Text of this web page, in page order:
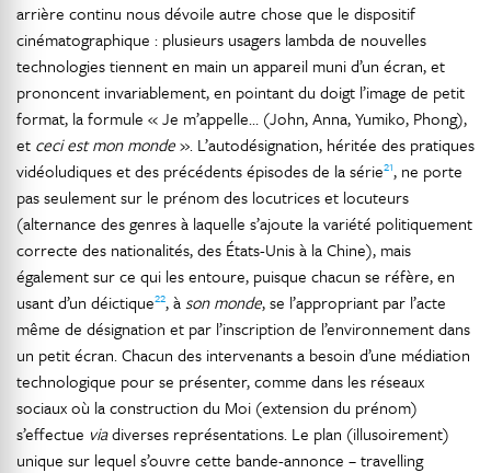
arrière continu nous dévoile autre chose que le dispositif
cinématographique : plusieurs usagers lambda de nouvelles
technologies tiennent en main un appareil muni d’un écran, et
prononcent invariablement, en pointant du doigt l’image de petit
format, la formule « Je m’appelle… (John, Anna, Yumiko, Phong),
et ceci est mon monde». L’autodésignation, héritée des pratiques
vidéoludiques et des précédents épisodes de la série21, ne porte
pas seulement sur le prénom des locutrices et locuteurs
(alternance des genres à laquelle s’ajoute la variété politiquement
correcte des nationalités, des États-Unis à la Chine), mais
également sur ce qui les entoure, puisque chacun se réfère, en
usant d’un déictique22, àson monde, se l’appropriant par l’acte
même de désignation et par l’inscription de l’environnement dans
un petit écran. Chacun des intervenants a besoin d’une médiation
technologique pour se présenter, comme dans les réseaux
sociaux où la construction du Moi (extension du prénom)
s’effectue viadiverses représentations. Le plan (illusoirement)
unique sur lequel s’ouvre cette bande-annonce – travelling